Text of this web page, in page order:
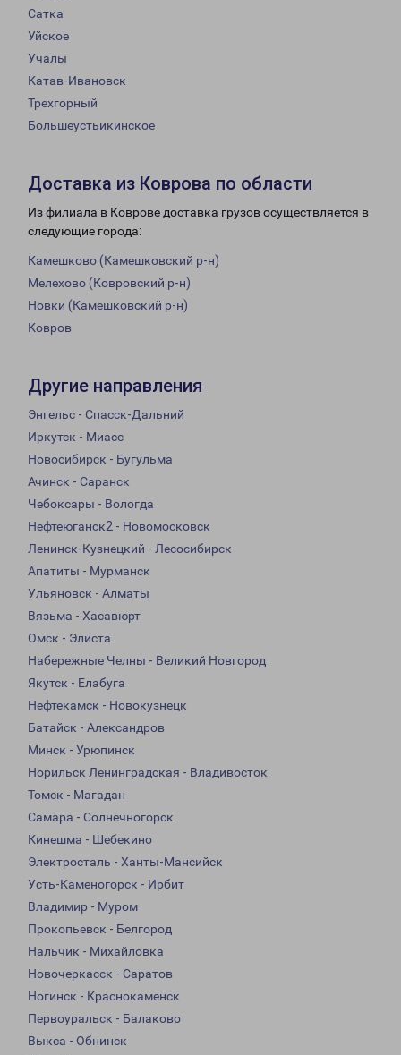
Сатка
Уйское
Учалы
Катав-Ивановск
Трехгорный
Большеустьикинское
Доставка из Коврова по области
Из филиала в Коврове доставка грузов осуществляется в
следующие города:
Камешково (Камешковский р-н)
Мелехово (Ковровский р-н)
Новки (Камешковский р-н)
Ковров
Другие направления
Энгельс - Спасск-Дальний
Иркутск - Миасс
Новосибирск - Бугульма
Ачинск - Саранск
Чебоксары - Вологда
Нефтеюганск2 - Новомосковск
Ленинск-Кузнецкий - Лесосибирск
Апатиты - Мурманск
Ульяновск - Алматы
Вязьма - Хасавюрт
Омск - Элиста
Набережные Челны - Великий Новгород
Якутск - Елабуга
Нефтекамск - Новокузнецк
Батайск - Александров
Минск - Урюпинск
Норильск Ленинградская - Владивосток
Томск - Магадан
Самара - Солнечногорск
Кинешма - Шебекино
Электросталь - Ханты-Мансийск
Усть-Каменогорск - Ирбит
Владимир - Муром
Прокопьевск - Белгород
Нальчик - Михайловка
Новочеркасск - Саратов
Ногинск - Краснокаменск
Первоуральск - Балаково
Выкса - Обнинск